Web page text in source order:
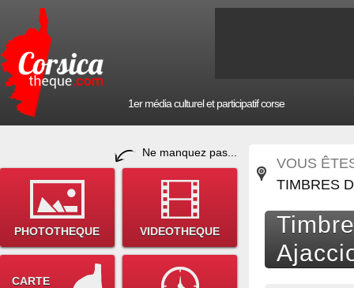
1er média culturel et participatif corse
Ne manquez pas...
PHOTOTHEQUE VIDEOTHEQUE
CARTE
VOUS
TIMBRES